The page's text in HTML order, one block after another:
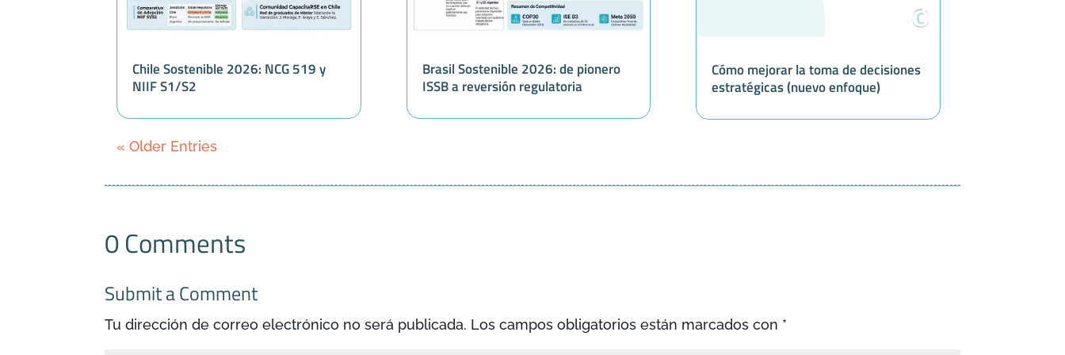
Chile Sostenible 2026: NCG 519 y
NIIF S1/S2
Brasil Sostenible 2026: de pionero
ISSB a reversión regulatoria
Cómo mejorar la toma de decisiones
estratégicas (nuevo enfoque)
« Older Entries
0 Comments
Submit a Comment
Tu dirección de correo electrónico no será publicada. Los campos obligatorios están marcados con *